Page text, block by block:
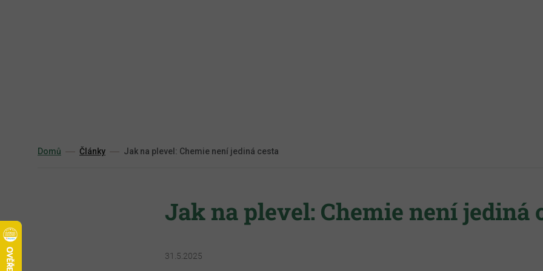
Domů Články Jak na plevel: Chemie není jediná cesta
Jak na plevel: Chemie není jediná
31.5.2025